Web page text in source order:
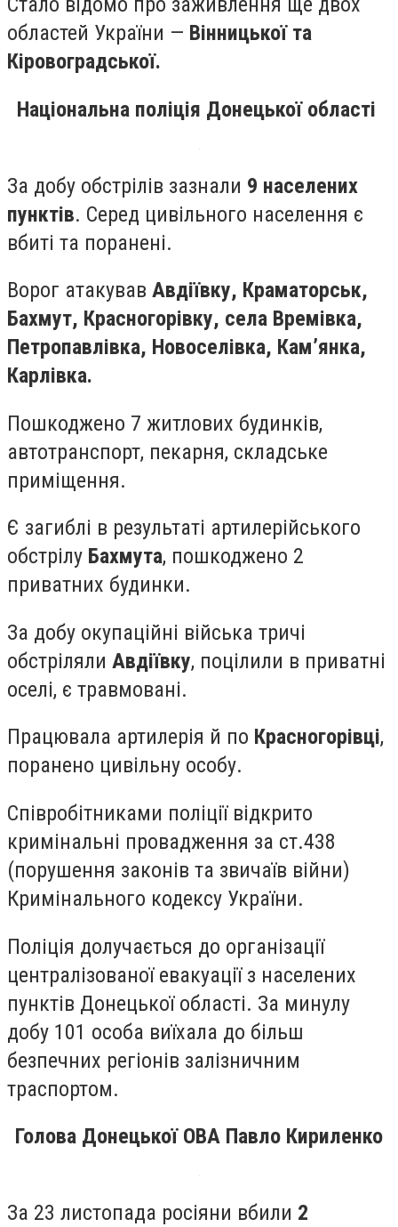
областей України — Вінницької та
Кіровоградської.
Національна поліція Донецької області
За добу обстрілів зазнали 9 населених
пунктів. Серед цивільного населення є
вбиті та поранені.
Ворог атакував Авдіївку, Краматорськ,
Бахмут, Красногорівку, села Времівка,
Петропавлівка, Новоселівка, Кам’янка,
Карлівка.
Пошкоджено 7 житлових будинків,
автотранспорт, пекарня, складське
приміщення.
Є загиблі в результаті артилерійського
обстрілу Бахмута, пошкоджено 2
приватних будинки.
За добу окупаційні війська тричі
обстріляли Авдіївку, поцілили в приватні
оселі, є травмовані.
Працювала артилерія й по Красногорівці,
поранено цивільну особу.
Співробітниками поліції відкрито
кримінальні провадження за ст.438
(порушення законів та звичаїв війни)
Кримінального кодексу України.
Поліція долучається до організації
централізованої евакуації з населених
пунктів Донецької області. За минулу
добу 101 особа виїхала до більш
безпечних регіонів залізничним
траспортом.
Голова Донецької ОВА Павло Кириленко
За 23 листопада росіяни вбили 2